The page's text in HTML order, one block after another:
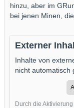
hinzu, aber im
bei jenen Minen,
Externer
Inhalte von
nicht automatisch
Durch die